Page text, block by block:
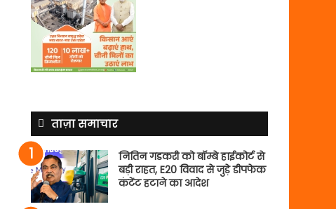
ताज़ा समाचार
नितिन गडकरी को बॉम्बे हाईकोर्ट से
बड़ी राहत, E20 विवाद से जुड़े डीपफेक
कंटेंट हटाने का आदेश